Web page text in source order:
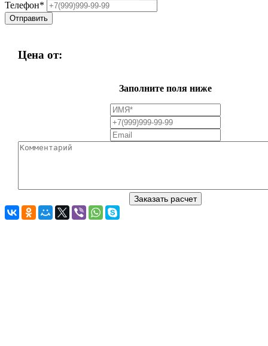
Телефон*
Цена от:
Заполните поля ниже